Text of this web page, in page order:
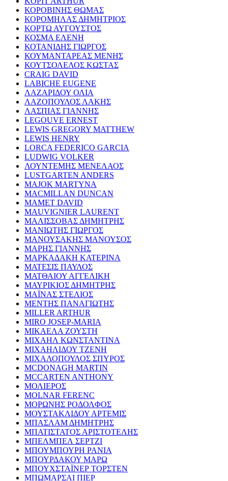
ΚΟΡΟΒΙΝΗΣ ΘΩΜΑΣ
ΚΟΡΟΜΗΛΑΣ ΔΗΜΗΤΡΙΟΣ
ΚΟΡΤΩ ΑΥΓΟΥΣΤΟΣ
ΚΟΣΜΑ ΕΛΕΝΗ
ΚΟΤΑΝΙΔΗΣ ΓΙΩΡΓΟΣ
ΚΟΥΜΑΝΤΑΡΕΑΣ ΜΕΝΗΣ
ΚΟΥΤΣΟΛΕΛΟΣ ΚΩΣΤΑΣ
CRAIG DAVID
LABICHE EUGENE
ΛΑΖΑΡΙΔΟΥ ΟΛΙΑ
ΛΑΖΟΠΟΥΛΟΣ ΛΑΚΗΣ
ΛΑΣΠΙΑΣ ΓΙΑΝΝΗΣ
LEGOUVE ERNEST
LEWIS GREGORY MATTHEW
LEWIS HENRY
LORCA FEDERICO GARCIA
LUDWIG VOLKER
ΛΟΥΝΤΕΜΗΣ ΜΕΝΕΛΑΟΣ
LUSTGARTEN ANDERS
MAJOK MARTYNA
MACMILLAN DUNCAN
MAMET DAVID
MAUVIGNIER LAURENT
ΜΑΛΙΣΣΟΒΑΣ ΔΗΜΗΤΡΗΣ
ΜΑΝΙΩΤΗΣ ΓΙΩΡΓΟΣ
ΜΑΝΟΥΣΑΚΗΣ ΜΑΝΟΥΣΟΣ
ΜΑΡΗΣ ΓΙΑΝΝΗΣ
ΜΑΡΚΑΔΑΚΗ ΚΑΤΕΡΙΝΑ
ΜΑΤΕΣΙΣ ΠΑΥΛΟΣ
ΜΑΤΘΑΙΟΥ ΑΓΓΕΛΙΚΗ
ΜΑΥΡΙΚΙΟΣ ΔΗΜΗΤΡΗΣ
ΜΑΪΝΑΣ ΣΤΕΛΙΟΣ
ΜΕΝΤΗΣ ΠΑΝΑΓΙΩΤΗΣ
MILLER ARTHUR
MIRO JOSEP-MARIA
ΜΙΚΑΕΛΑ ΖΟΥΣΤΗ
ΜΙΧΑΗΛ ΚΩΝΣΤΑΝΤΙΝΑ
ΜΙΧΑΗΛΙΔΟΥ ΤΖΕΝΗ
ΜΙΧΑΛΟΠΟΥΛΟΣ ΣΠΥΡΟΣ
MCDONAGH MARTIN
MCCARTEN ANTHONY
ΜΟΛΙΕΡΟΣ
MOLNAR FERENC
ΜΟΡΩΝΗΣ ΡΟΔΟΛΦΟΣ
ΜΟΥΣΤΑΚΛΙΔΟΥ ΑΡΤΕΜΙΣ
ΜΠΑΣΛΑΜ ΔΗΜΗΤΡΗΣ
ΜΠΑΤΙΣΤΑΤΟΣ ΑΡΙΣΤΟΤΕΛΗΣ
ΜΠΕΛΜΠΕΛ ΣΕΡΤΖΙ
ΜΠΟΥΜΠΟΥΡΗ ΡΑΝΙΑ
ΜΠΟΥΡΔΑΚΟΥ ΜΑΡΩ
ΜΠΟΥΧΣΤΑΪΝΕΡ ΤΟΡΣΤΕΝ
ΜΠΩΜΑΡΣΑΙ ΠΙΕΡ